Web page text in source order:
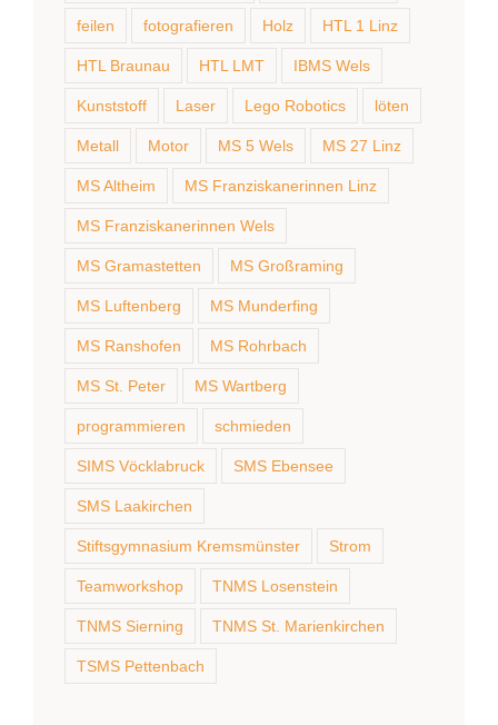
feilen fotografieren Holz HTL 1 Linz
HTL Braunau HTL LMT IBMS Wels
Kunststoff Laser Lego Robotics löten
Metall Motor MS 5 Wels MS 27 Linz
MS Altheim MS Franziskanerinnen Linz
MS Franziskanerinnen Wels
MS Gramastetten MS Großraming
MS Luftenberg MS Munderfing
MS Ranshofen MS Rohrbach
MS St. Peter MS Wartberg
programmieren schmieden
SIMS Vöcklabruck SMS Ebensee
SMS Laakirchen
Stiftsgymnasium Kremsmünster Strom
Teamworkshop TNMS Losenstein
TNMS Sierning TNMS St. Marienkirchen
TSMS Pettenbach